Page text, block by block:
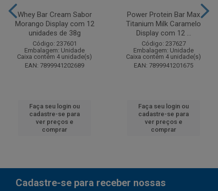
Whey Bar Cream Sabor
Morango Display com 12
unidades de 38g
Código: 237601
Embalagem: Unidade
Caixa contém 4 unidade(s)
EAN: 7899941202689
Faça seu login ou
cadastre-se para
ver preços e
comprar
Power Protein Bar Max
Titanium Milk Caramelo
Display com 12 ...
Código: 237627
Embalagem: Unidade
Caixa contém 4 unidade(s)
EAN: 7899941201675
Faça seu login ou
cadastre-se para
ver preços e
comprar
Cadastre-se para receber nossas